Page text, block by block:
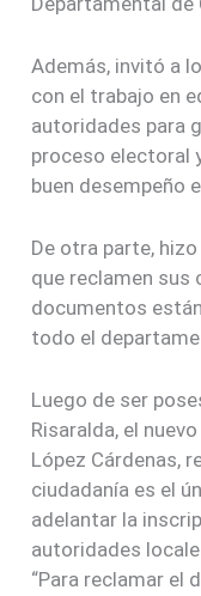
Además, invitó a
con el trabajo en
autoridades para
proceso electoral
buen desempeño
De otra parte,
que reclamen sus
documentos
todo el
Luego de ser
Risaralda, el
López Cárdenas,
ciudadanía es el
adelantar la
autoridades
“Para reclamar el